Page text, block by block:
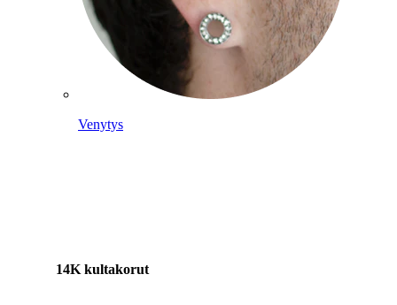
Venytys
14K kultakorut